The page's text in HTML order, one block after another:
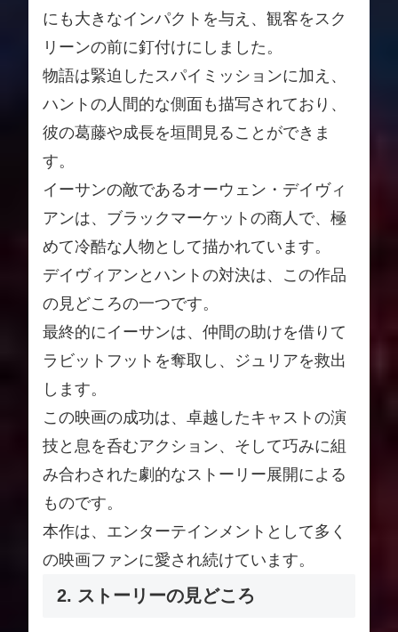
にも大きなインパクトを与え、観客をスク
リーンの前に釘付けにしました。
物語は緊迫したスパイミッションに加え、
ハントの人間的な側面も描写されており、
彼の葛藤や成長を垣間見ることができま
す。
イーサンの敵であるオーウェン・デイヴィ
アンは、ブラックマーケットの商人で、極
めて冷酷な人物として描かれています。
デイヴィアンとハントの対決は、この作品
の見どころの一つです。
最終的にイーサンは、仲間の助けを借りて
ラビットフットを奪取し、ジュリアを救出
します。
この映画の成功は、卓越したキャストの演
技と息を呑むアクション、そして巧みに組
み合わされた劇的なストーリー展開による
ものです。
本作は、エンターテインメントとして多く
の映画ファンに愛され続けています。
2. ストーリーの見どころ